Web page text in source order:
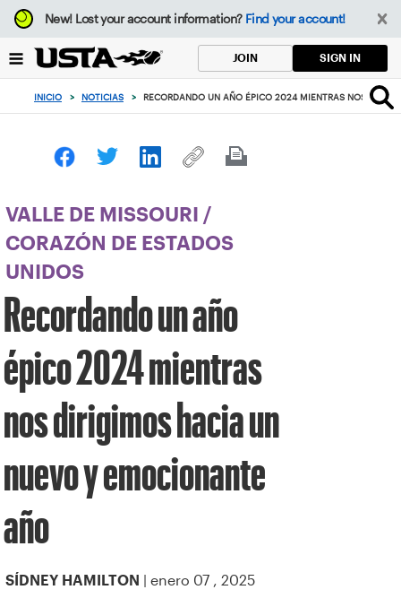
Enfoque
desde
botón
volver
principio
New!Lost your account information? Find your account!
JOIN SIGN IN
INICIO > NOTICIAS > RECORDANDO UN AÑO ÉPICO 2024 MIENTRAS NOS
VALLE DE MISSOURI
/
CORAZÓN DE ESTADOS
UNIDOS
Recordando un año
épico 2024 mientras
nos dirigimos hacia un
nuevo y emocionante
año
SÍDNEY HAMILTON | enero 07 , 2025